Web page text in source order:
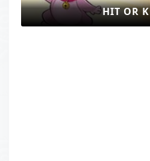
HIT OR